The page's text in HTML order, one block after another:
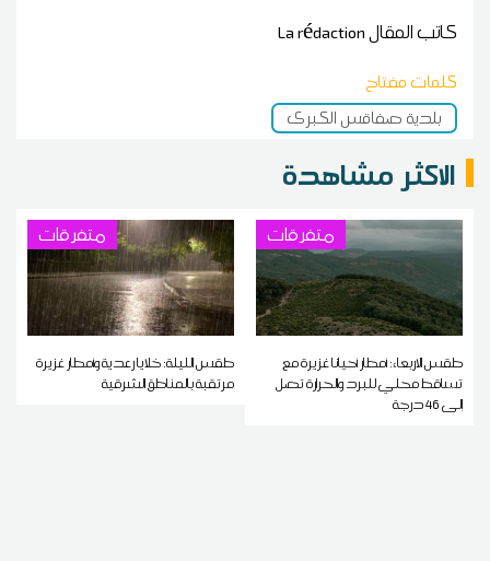
كاتب المقالLa rédaction
كلمات مفتاح
بلدية صفاقس الكبرى
الاكثر مشاهدة
متفرقات
طقس الاربعاء: أمطار أحيانا غزيرة مع
تساقط محلي للبرد والحرارة تصل
إلى 46 درجة
متفرقات
طقس الليلة: خلايا رعدية وأمطار غزيرة
مرتقبة بالمناطق الشرقية